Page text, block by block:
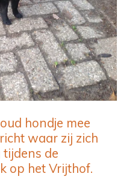
hondje mee
waar zij zich
de
op het Vrijthof.